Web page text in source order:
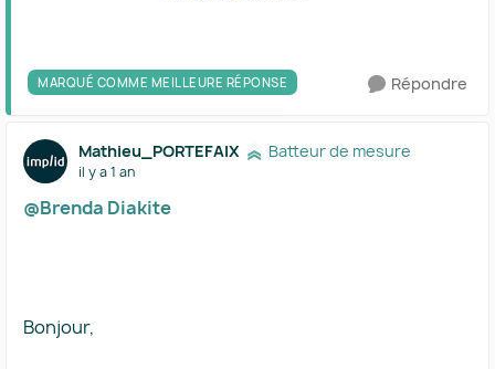
MARQUÉ COMME MEILLEURE RÉPONSE Répondre
Mathieu_PORTEFAIX Batteur de mesure
il y a 1 an
@Brenda Diakite
Bonjour,